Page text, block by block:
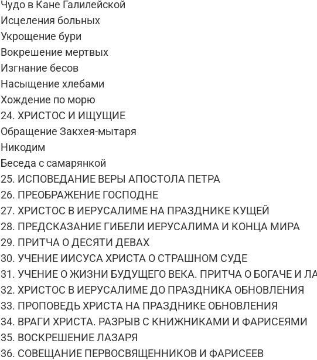
Чудо в Кане Галилейской
Исцеления больных
Укрощение бури
Вокрешение мертвых
Изгнание бесов
Насыщение хлебами
Хождение по морю
24. ХРИСТОС И ИЩУЩИЕ
Обращение Закхея-мытаря
Никодим
Беседа с самарянкой
25. ИСПОВЕДАНИЕ ВЕРЫ АПОСТОЛА ПЕТРА
26. ПРЕОБРАЖЕНИЕ ГОСПОДНЕ
27. ХРИСТОС В ИЕРУСАЛИМЕ НА ПРАЗДНИКЕ КУЩЕЙ
28. ПРЕДСКАЗАНИЕ ГИБЕЛИ ИЕРУСАЛИМА И КОНЦА МИРА
29. ПРИТЧА О ДЕСЯТИ ДЕВАХ
30. УЧЕНИЕ ИИСУСА ХРИСТА О СТРАШНОМ СУДЕ
31. УЧЕНИЕ О ЖИЗНИ БУДУЩЕГО ВЕКА. ПРИТЧА О БОГАЧЕ И
32. ХРИСТОС В ИЕРУСАЛИМЕ ДО ПРАЗДНИКА ОБНОВЛЕНИЯ
33. ПРОПОВЕДЬ ХРИСТА НА ПРАЗДНИКЕ ОБНОВЛЕНИЯ
34. ВРАГИ ХРИСТА. РАЗРЫВ С КНИЖНИКАМИ И ФАРИСЕЯМИ
35. ВОСКРЕШЕНИЕ ЛАЗАРЯ
36. СОВЕЩАНИЕ ПЕРВОСВЯЩЕННИКОВ И ФАРИСЕЕВ